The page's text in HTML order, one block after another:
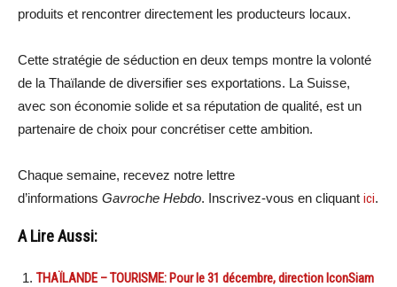
produits et rencontrer directement les producteurs locaux.
Cette stratégie de séduction en deux temps montre la volonté
de la Thaïlande de diversifier ses exportations. La Suisse,
avec son économie solide et sa réputation de qualité, est un
partenaire de choix pour concrétiser cette ambition.
Chaque semaine, recevez notre lettre
d’informations Gavroche Hebdo. Inscrivez-vous en cliquant ici.
A Lire Aussi:
THAÏLANDE – TOURISME: Pour le 31 décembre, direction IconSiam